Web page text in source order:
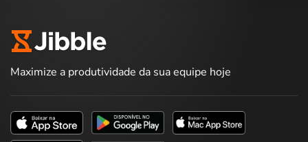
Maximize a produtividade da sua equipe hoje